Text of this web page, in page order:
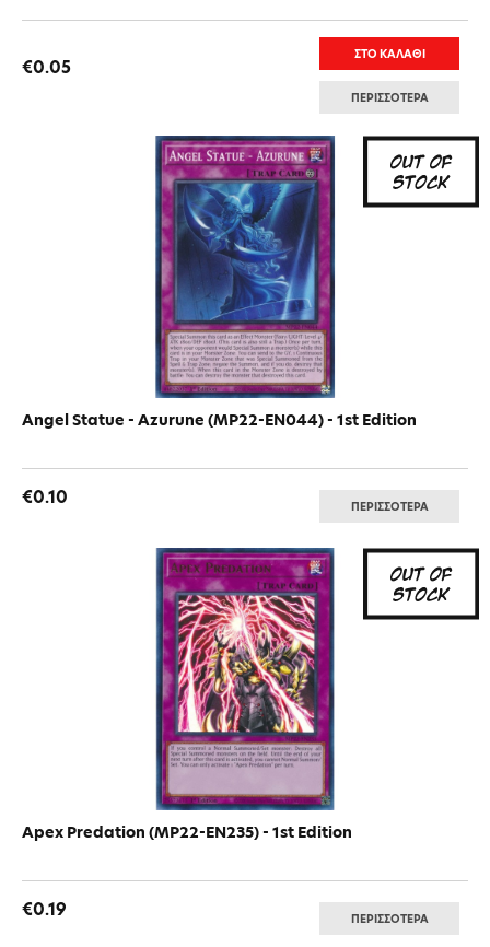
€0.05
ΣΤΟ ΚΑΛΑΘΙ
ΠΕΡΙΣΣΟΤΕΡΑ
Angel Statue - Azurune (MP22-EN044) - 1st Edition
€0.10 ΠΕΡΙΣΣΟΤΕΡΑ
Apex Predation (MP22-EN235) - 1st Edition
€0.19 ΠΕΡΙΣΣΟΤΕΡΑ